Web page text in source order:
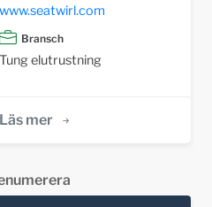
www.seatwirl.com
Bransch
Tung elutrustning
Läs mer